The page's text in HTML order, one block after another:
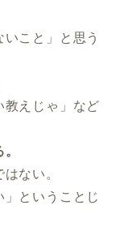
こと」と思う
教えじゃ」など
ない。
」ということじ